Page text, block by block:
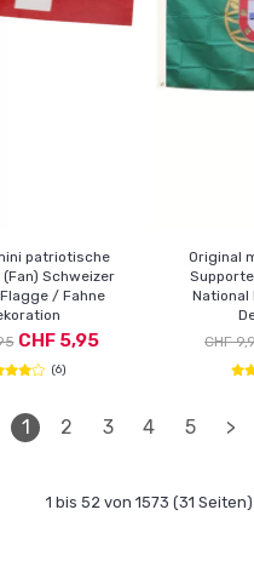
patriotische
Schweizer
/ Fahne
CHF 5,95
(6)
Original
National
CHF
1 2 3 4 5 >
1 bis 52 von 1573 (31 Seiten)